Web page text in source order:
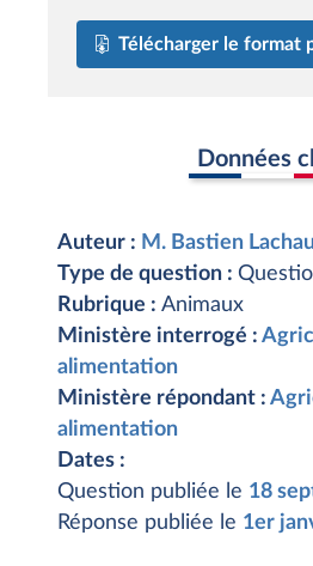
Télécharger le format
Données
Auteur : M. Bastien
Type de question :
Rubrique : Animaux
Ministère interrogé :
alimentation
Ministère répondant :
alimentation
Dates :
Question publiée le 18
Réponse publiée le 1er